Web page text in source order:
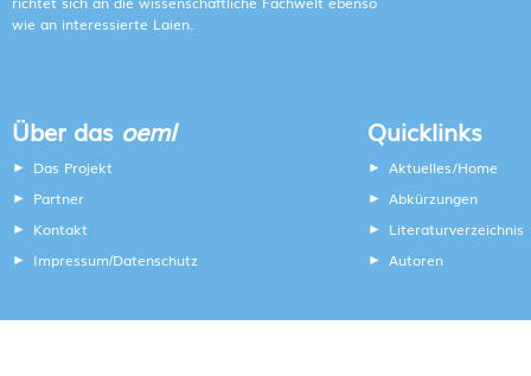
wie an interessierte Laien.
Über das oeml
Das Projekt
Partner
Kontakt
Impressum/Datenschutz
Quicklinks
Aktuelles/Home
Abkürzungen
Literaturverzeichnis
Autoren